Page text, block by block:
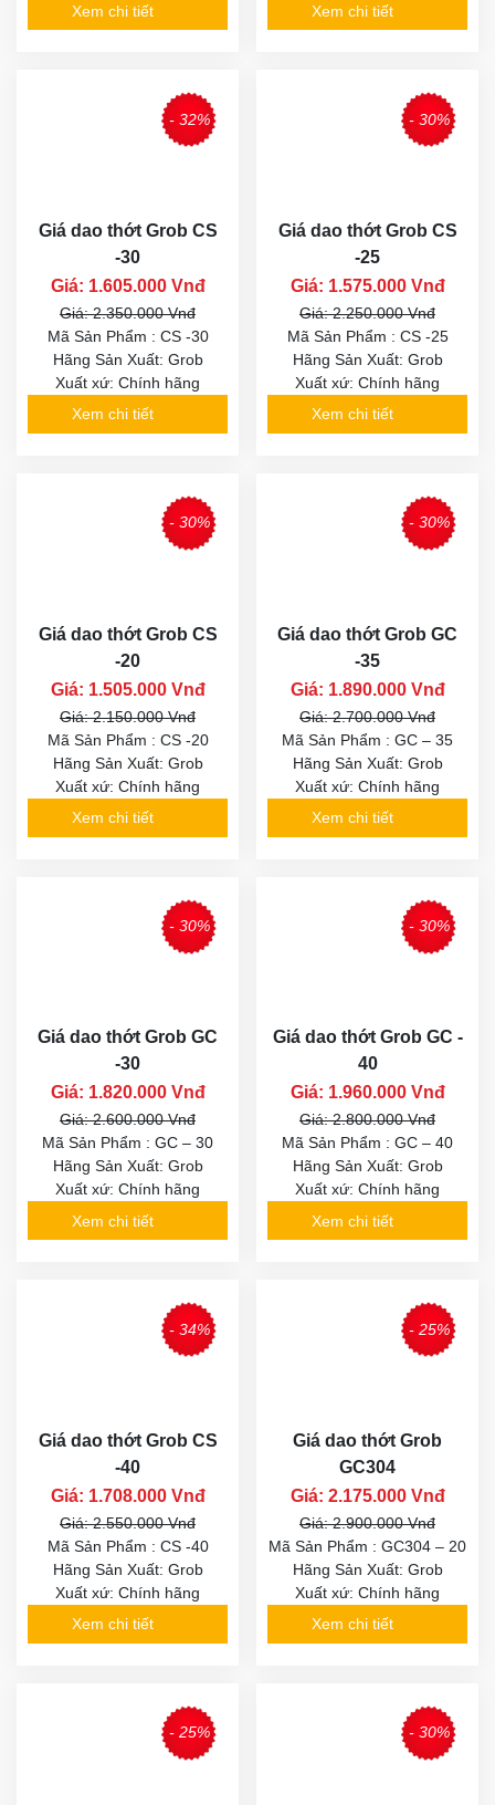
Xem chi tiết
Xem chi tiết
- 32%
Giá dao thớt Grob CS
-30
Giá: 1.605.000 Vnđ
Giá: 2.350.000 Vnđ
Mã Sản Phẩm : CS -30
Hãng Sản Xuất: Grob
Xuất xứ: Chính hãng
Xem chi tiết
- 30%
Giá dao thớt Grob CS
-25
Giá: 1.575.000 Vnđ
Giá: 2.250.000 Vnđ
Mã Sản Phẩm : CS -25
Hãng Sản Xuất: Grob
Xuất xứ: Chính hãng
Xem chi tiết
- 30%
Giá dao thớt Grob CS
-20
Giá: 1.505.000 Vnđ
Giá: 2.150.000 Vnđ
Mã Sản Phẩm : CS -20
Hãng Sản Xuất: Grob
Xuất xứ: Chính hãng
Xem chi tiết
- 30%
Giá dao thớt Grob GC
-35
Giá: 1.890.000 Vnđ
Giá: 2.700.000 Vnđ
Mã Sản Phẩm : GC – 35
Hãng Sản Xuất: Grob
Xuất xứ: Chính hãng
Xem chi tiết
- 30%
Giá dao thớt Grob GC
-30
Giá: 1.820.000 Vnđ
Giá: 2.600.000 Vnđ
Mã Sản Phẩm : GC – 30
Hãng Sản Xuất: Grob
Xuất xứ: Chính hãng
Xem chi tiết
- 30%
Giá dao thớt Grob GC -
40
Giá: 1.960.000 Vnđ
Giá: 2.800.000 Vnđ
Mã Sản Phẩm : GC – 40
Hãng Sản Xuất: Grob
Xuất xứ: Chính hãng
Xem chi tiết
- 34%
Giá dao thớt Grob CS
-40
Giá: 1.708.000 Vnđ
Giá: 2.550.000 Vnđ
Mã Sản Phẩm : CS -40
Hãng Sản Xuất: Grob
Xuất xứ: Chính hãng
Xem chi tiết
- 25%
Giá dao thớt Grob
GC304
Giá: 2.175.000 Vnđ
Giá: 2.900.000 Vnđ
Mã Sản Phẩm : GC304 – 20
Hãng Sản Xuất: Grob
Xuất xứ: Chính hãng
Xem chi tiết
- 25% - 30%